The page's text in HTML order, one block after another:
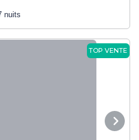
nuits
TOP VENTE